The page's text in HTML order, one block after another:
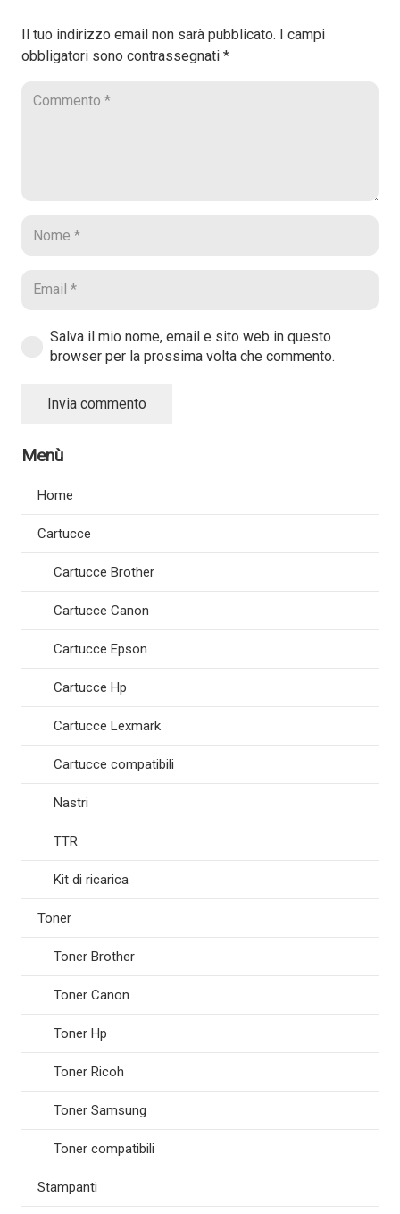
Il tuo indirizzo email non sarà pubblicato. I campi
obbligatori sono contrassegnati *
Salva il mio nome, email e sito web in questo
browser per la prossima volta che commento.
Invia commento
Menù
Home
Cartucce
Cartucce Brother
Cartucce Canon
Cartucce Epson
Cartucce Hp
Cartucce Lexmark
Cartucce compatibili
Nastri
TTR
Kit di ricarica
Toner
Toner Brother
Toner Canon
Toner Hp
Toner Ricoh
Toner Samsung
Toner compatibili
Stampanti